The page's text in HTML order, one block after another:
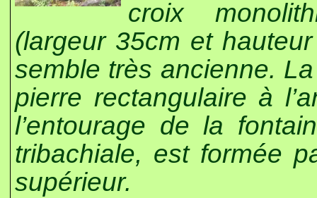
croix
(largeur 35cm et
semble très ancienne.
pierre rectangulaire à
l’entourage de la
tribachiale, est formée
supérieur.